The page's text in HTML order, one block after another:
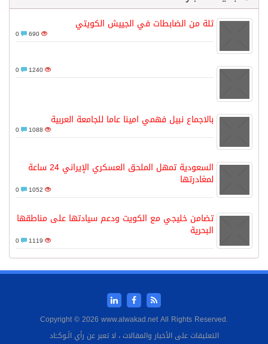
ثلة من الضابطات في الجييش الكويتي
690
1240
بالاجماع نبيل فهمي امينا عاما للجامعة العربية
1088
السعودية تمهل الملحق العسكري الإيراني 24 ساعة
لمغادرتها
1052
تضامن خليجي مع الكويت ودعم سيادتها على مناطقها
البحرية
1119
Copyright © 2026 www.alwakad.net All Rights Reserved.
التعليقات على الأخبار والمقالات ، لا تعبر عن رأي الَـوكــَاد